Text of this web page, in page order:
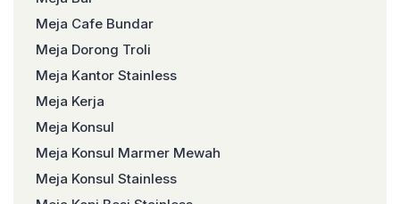
Meja Cafe Bundar
Meja Dorong Troli
Meja Kantor Stainless
Meja Kerja
Meja Konsul
Meja Konsul Marmer Mewah
Meja Konsul Stainless